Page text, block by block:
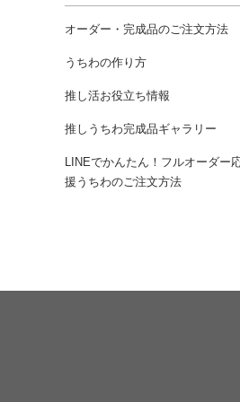
オーダー・完成品のご注文方法
うちわの作り方
推し活お役立ち情報
推しうちわ完成品ギャラリー
LINEでかんたん！フルオーダー
援うちわのご注文方法